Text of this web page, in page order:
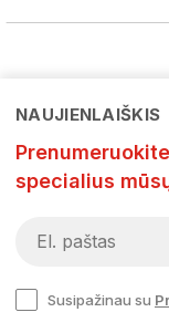
NAUJIENLAIŠKIS
specialius
Susipažinau su